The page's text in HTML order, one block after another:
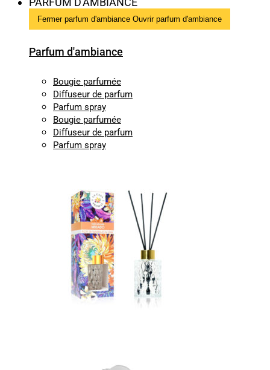
Fermer parfum d'ambiance Ouvrir parfum d'ambiance
Parfum d'ambiance
Bougie parfumée
Diffuseur de parfum
Parfum spray
Bougie parfumée
Diffuseur de parfum
Parfum spray